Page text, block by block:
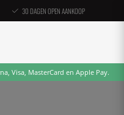
30 DAGEN OPEN AANKOOP
Visa, MasterCard en Apple Pay.